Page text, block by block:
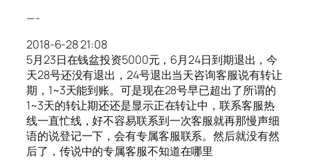
—-
2018-6-28 21:08
5月23日在钱盆投资5000元，6月24日到期退出，今
天28号还没有退出，24号退出当天咨询客服说有转让
期，1~3天能到账。可是现在28号早已超出了所谓的
1~3天的转让期还还是显示正在转让中，联系客服热
线一直忙线，好不容易联系到一次客服就再那慢声细
语的说登记一下，会有专属客服联系。然后就没有然
后了，传说中的专属客服不知道在哪里